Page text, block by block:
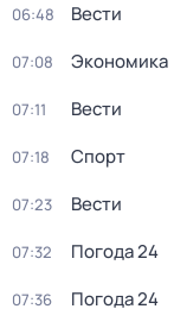
06:48 Вести
07:08 Экономика
07:11 Вести
07:18 Спорт
07:23 Вести
07:32 Погода 24
07:36 Погода 24